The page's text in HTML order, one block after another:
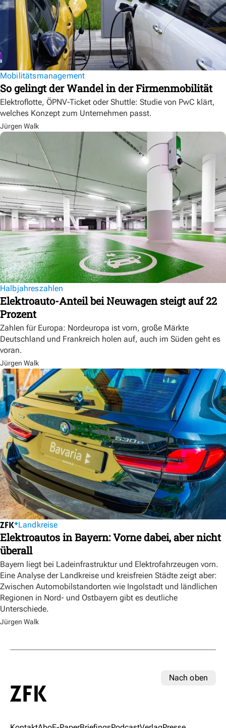
Mobilitätsmanagement
So gelingt der Wandel in der Firmenmobilität
Elektroflotte, ÖPNV-Ticket oder Shuttle: Studie von PwC klärt,
welches Konzept zum Unternehmen passt.
Jürgen Walk
Halbjahreszahlen
Elektroauto-Anteil bei Neuwagen steigt auf 22
Prozent
Zahlen für Europa: Nordeuropa ist vorn, große Märkte
Deutschland und Frankreich holen auf, auch im Süden geht es
voran.
Jürgen Walk
Landkreise
Elektroautos in Bayern: Vorne dabei, aber nicht
überall
Bayern liegt bei Ladeinfrastruktur und Elektrofahrzeugen vorn.
Eine Analyse der Landkreise und kreisfreien Städte zeigt aber:
Zwischen Automobilstandorten wie Ingolstadt und ländlichen
Regionen in Nord- und Ostbayern gibt es deutliche
Unterschiede.
Jürgen Walk
Nach oben